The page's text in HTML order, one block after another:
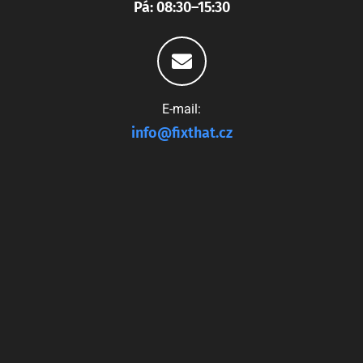
Pá: 08:30–15:30
E-mail:
info@fixthat.cz